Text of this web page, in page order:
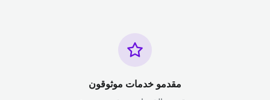
مقدمو خدمات موثوقون